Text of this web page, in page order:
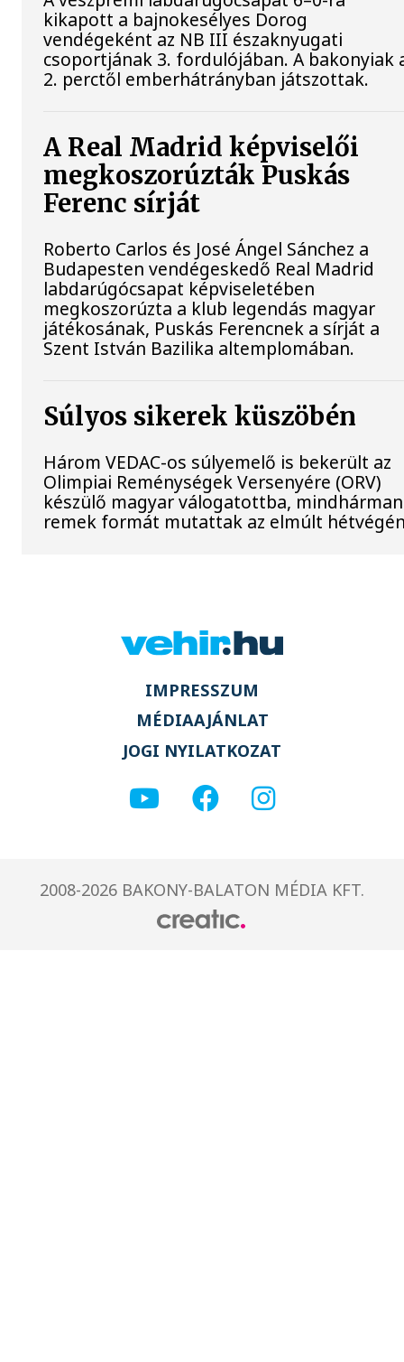
kikapott a bajnokesélyes Dorog
vendégeként az NB III északnyugati
csoportjának 3. fordulójában. A bakonyiak
2. perctől emberhátrányban játszottak.
A Real Madrid képviselői
megkoszorúzták Puskás
Ferenc sírját
Roberto Carlos és José Ángel Sánchez a
Budapesten vendégeskedő Real Madrid
labdarúgócsapat képviseletében
megkoszorúzta a klub legendás magyar
játékosának, Puskás Ferencnek a sírját a
Szent István Bazilika altemplomában.
Súlyos sikerek küszöbén
Három VEDAC-os súlyemelő is bekerült az
Olimpiai Reménységek Versenyére (ORV)
készülő magyar válogatottba, mindhárman
remek formát mutattak az elmúlt
IMPRESSZUM
MÉDIAAJÁNLAT
JOGI NYILATKOZAT
2008-2026 BAKONY-BALATON MÉDIA KFT.